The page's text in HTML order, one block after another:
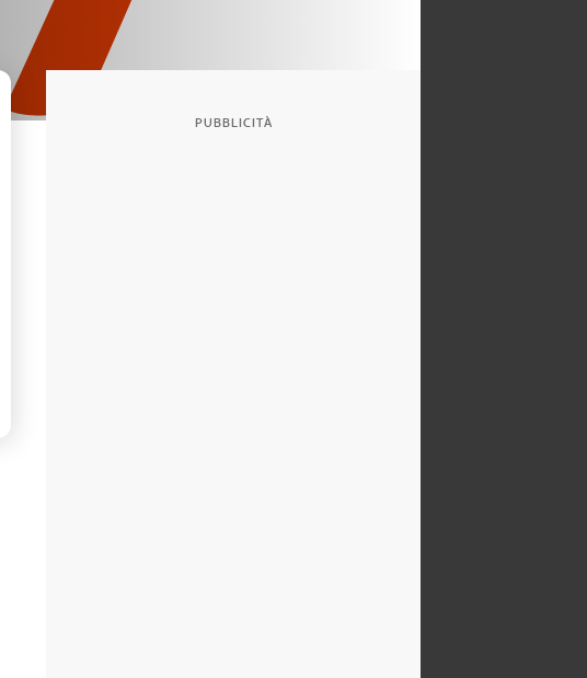
PUBBLICITÀ